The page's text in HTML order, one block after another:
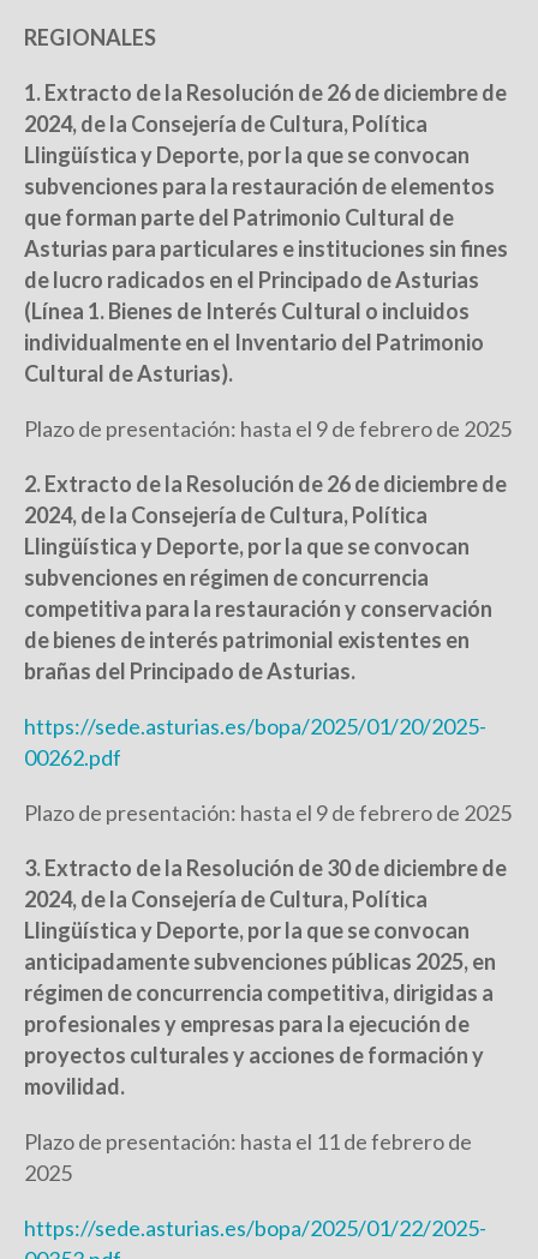
REGIONALES
1. Extracto de la Resolución de 26 de diciembre de
2024, de la Consejería de Cultura, Política
Llingüística y Deporte, por la que se convocan
subvenciones para la restauración de elementos
que forman parte del Patrimonio Cultural de
Asturias para particulares e instituciones sin fines
de lucro radicados en el Principado de Asturias
(Línea 1. Bienes de Interés Cultural o incluidos
individualmente en el Inventario del Patrimonio
Cultural de Asturias).
Plazo de presentación: hasta el 9 de febrero de 2025
2. Extracto de la Resolución de 26 de diciembre de
2024, de la Consejería de Cultura, Política
Llingüística y Deporte, por la que se convocan
subvenciones en régimen de concurrencia
competitiva para la restauración y conservación
de bienes de interés patrimonial existentes en
brañas del Principado de Asturias.
https://sede.asturias.es/bopa/2025/01/20/2025-
00262.pdf
Plazo de presentación: hasta el 9 de febrero de 2025
3. Extracto de la Resolución de 30 de diciembre de
2024, de la Consejería de Cultura, Política
Llingüística y Deporte, por la que se convocan
anticipadamente subvenciones públicas 2025, en
régimen de concurrencia competitiva, dirigidas a
profesionales y empresas para la ejecución de
proyectos culturales y acciones de formación y
movilidad.
Plazo de presentación: hasta el 11 de febrero de
2025
https://sede.asturias.es/bopa/2025/01/22/2025-